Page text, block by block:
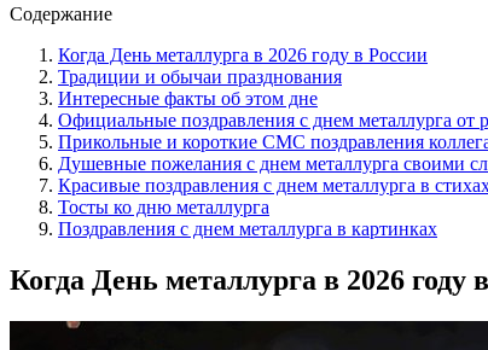
Содержание
Когда День металлурга в 2026 году в России
Традиции и обычаи празднования
Интересные факты об этом дне
Официальные поздравления с днем металлурга от
Прикольные и короткие СМС поздравления
Душевные пожелания с днем металлурга своими
Красивые поздравления с днем металлурга в
Тосты ко дню металлурга
Поздравления с днем металлурга в картинках
Когда День металлурга в 2026 году